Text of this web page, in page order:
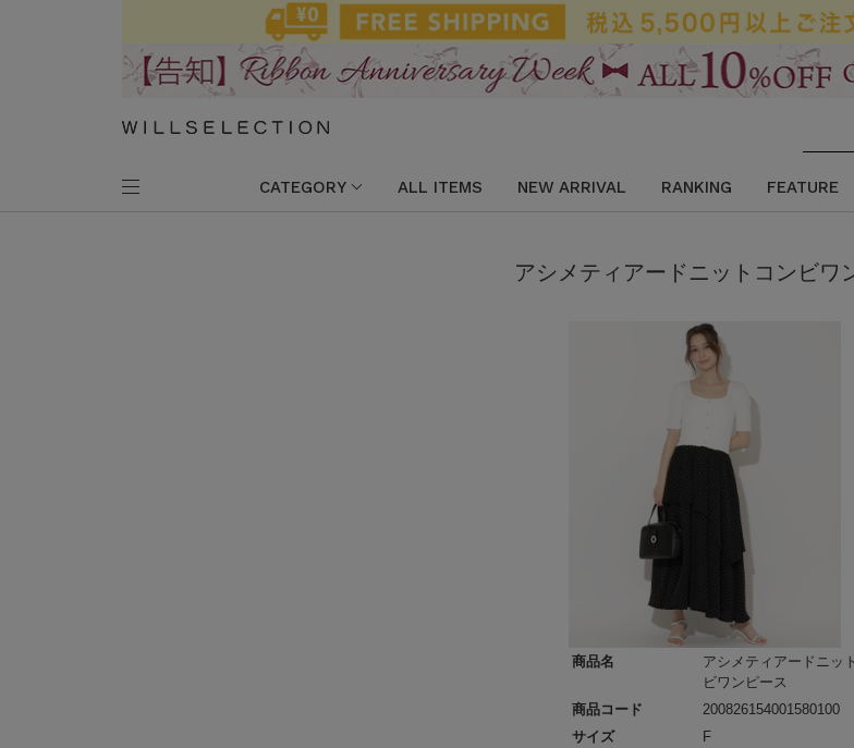
CATEGORY ALL ITEMS NEW ARRIVAL RANKING FEATURE
アシメティアードニットコンビワ
商品名
アシメティアードニッ
ビワンピース
商品コード
200826154001580100
サイズ
F